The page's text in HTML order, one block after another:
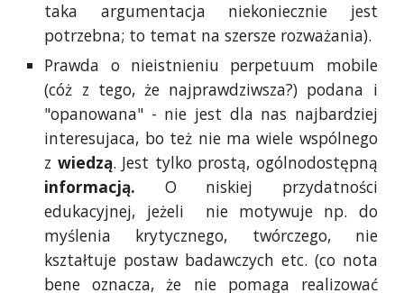
taka argumentacja niekoniecznie jest
potrzebna; to temat na szersze rozważania).
Prawda o nieistnieniu perpetuum mobile
(cóż z tego, że najprawdziwsza?) podana i
"opanowana" - nie jest dla nas najbardziej
interesujaca, bo też nie ma wiele wspólnego
z wiedzą. Jest tylko prostą, ogólnodostępną
informacją. O niskiej przydatności
edukacyjnej, jeżeli
nie motywuje np. do
myślenia krytycznego, twórczego, nie
kształtuje postaw badawczych etc. (co nota
bene oznacza, że nie pomaga realizować